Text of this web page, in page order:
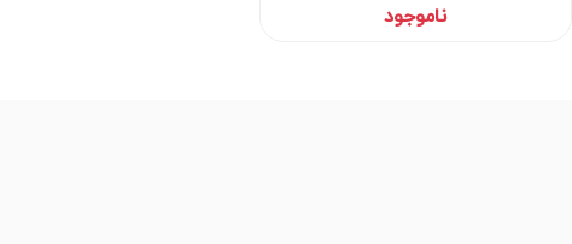
ناموجود